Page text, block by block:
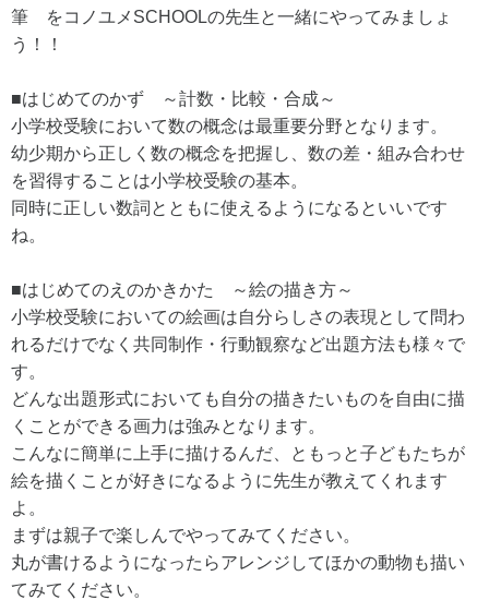
筆 をコノユメSCHOOLの先生と一緒にやってみましょ
う！！
■はじめてのかず ～計数・比較・合成～
小学校受験において数の概念は最重要分野となります。
幼少期から正しく数の概念を把握し、数の差・組み合わせ
を習得することは小学校受験の基本。
同時に正しい数詞とともに使えるようになるといいです
ね。
■はじめてのえのかきかた ～絵の描き方～
小学校受験においての絵画は自分らしさの表現として問わ
れるだけでなく共同制作・行動観察など出題方法も様々で
す。
どんな出題形式においても自分の描きたいものを自由に描
くことができる画力は強みとなります。
こんなに簡単に上手に描けるんだ、ともっと子どもたちが
絵を描くことが好きになるように先生が教えてくれます
よ。
まずは親子で楽しんでやってみてください。
丸が書けるようになったらアレンジしてほかの動物も描い
てみてください。